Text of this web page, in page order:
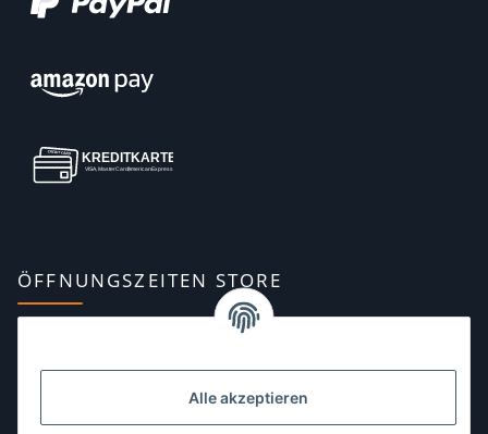
Alle akzeptieren
ÖFFNUNGSZEITEN STORE
10:00–13:00, 14:00–18:00 Uhr
Dienstag:10:00–13:00, 14:00–16:00 Uhr